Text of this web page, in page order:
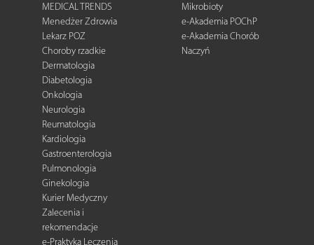
MEDICAL TRENDS
Menedżer Zdrowia
Lekarz POZ
Choroby rzadkie
Dermatologia
Diabetologia
Onkologia
Neurologia
Reumatologia
Kardiologia
Gastroenterologia
Pulmonologia
Ginekologia
Kurier Medyczny
Zalecenia i
rekomendacje
e-Praktyka Leczenia
Mikrobioty
e-Akademia POChP
e-Akademia Chorób
Naczyń